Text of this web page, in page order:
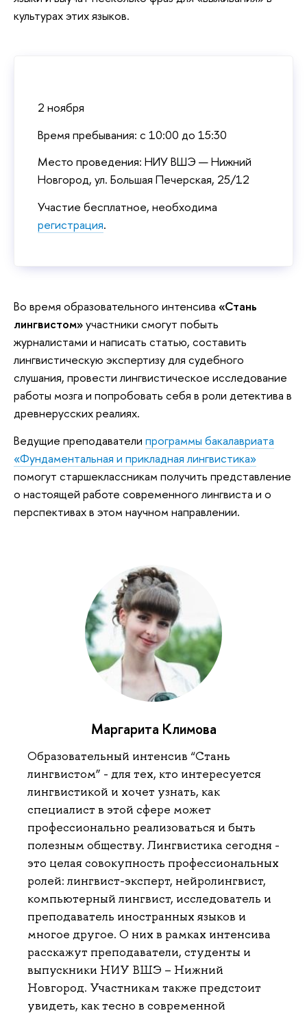
культурах этих языков.
2 ноября
Время пребывания: с 10:00 до 15:30
Место проведения: НИУ ВШЭ — Нижний
Новгород, ул. Большая Печерская, 25/12
Участие бесплатное, необходима
регистрация.
Во время образовательного интенсива «Стань
лингвистом»участники смогут побыть
журналистами и написать статью, составить
лингвистическую экспертизу для судебного
слушания, провести лингвистическое исследование
работы мозга и попробовать себя в роли детектива в
древнерусских реалиях.
Ведущие преподаватели программы бакалавриата
«Фундаментальная и прикладная лингвистика»
помогут старшеклассникам получить представление
о настоящей работе современного лингвиста и о
перспективах в этом научном направлении.
Маргарита Климова
Образовательный интенсив “Стань
лингвистом” - для тех, кто интересуется
лингвистикой и хочет узнать, как
специалист в этой сфере может
профессионально реализоваться и быть
полезным обществу. Лингвистика сегодня -
это целая совокупность профессиональных
ролей: лингвист-эксперт, нейролингвист,
компьютерный лингвист, исследователь и
преподаватель иностранных языков и
многое другое. О них в рамках интенсива
расскажут преподаватели, студенты и
выпускники НИУ ВШЭ – Нижний
Новгород. Участникам также предстоит
увидеть, как тесно в современной